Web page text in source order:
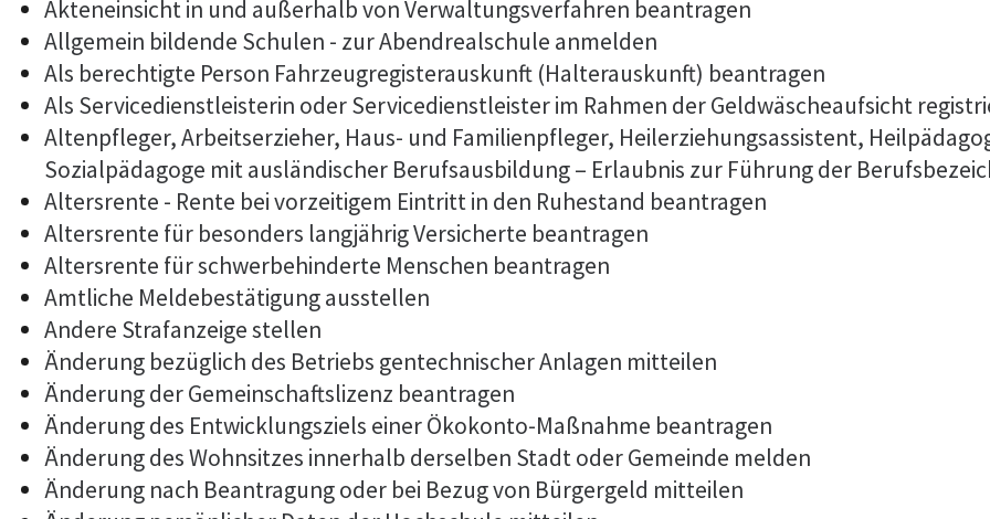
Akteneinsicht in und außerhalb von Verwaltungsverfahren beantragen
Allgemein bildende Schulen - zur Abendrealschule anmelden
Als berechtigte Person Fahrzeugregisterauskunft (Halterauskunft) beantragen
Als Servicedienstleisterin oder Servicedienstleister im Rahmen der Geldwäscheaufsicht
Altenpfleger, Arbeitserzieher, Haus- und Familienpfleger, Heilerziehungsassistent,
Sozialpädagoge mit ausländischer Berufsausbildung – Erlaubnis zur Führung der
Altersrente - Rente bei vorzeitigem Eintritt in den Ruhestand beantragen
Altersrente für besonders langjährig Versicherte beantragen
Altersrente für schwerbehinderte Menschen beantragen
Amtliche Meldebestätigung ausstellen
Andere Strafanzeige stellen
Änderung bezüglich des Betriebs gentechnischer Anlagen mitteilen
Änderung der Gemeinschaftslizenz beantragen
Änderung des Entwicklungsziels einer Ökokonto-Maßnahme beantragen
Änderung des Wohnsitzes innerhalb derselben Stadt oder Gemeinde melden
Änderung nach Beantragung oder bei Bezug von Bürgergeld mitteilen